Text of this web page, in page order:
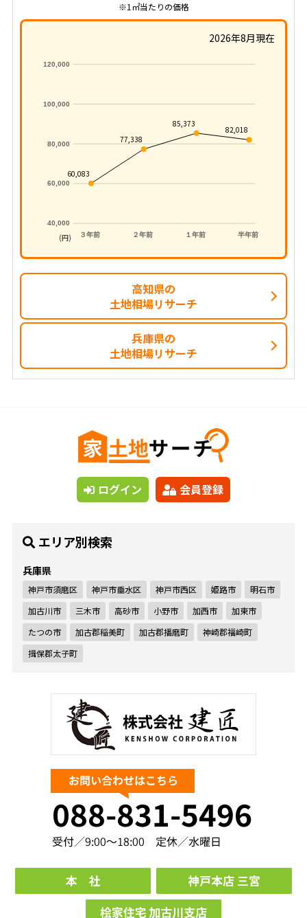
※1㎡当たりの価格
2026年8月現在
３年前 ２年前 １年前 半年前
40,000
60,000
80,000
100,000
120,000
60,083
77,338
85,373
82,018
(円)
高知県の
土地相場リサーチ
兵庫県の
土地相場リサーチ
ログイン 会員登録
エリア別検索
兵庫県
神戸市須磨区 神戸市垂水区 神戸市西区 姫路市
明石市
加古川市
三木市 高砂市 小野市 加西市
加東市
たつの市
加古郡稲美町 加古郡播磨町
神崎郡福崎町
揖保郡太子町